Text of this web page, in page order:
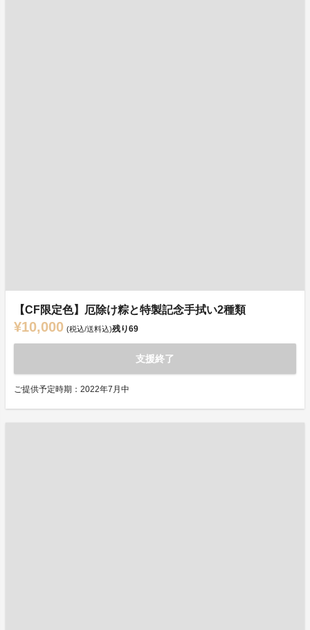
【CF限定色】厄除け粽と特製記念手拭い2種類
¥10,000 (税込/送料込)残り69
支援終了
ご提供予定時期：2022年7月中